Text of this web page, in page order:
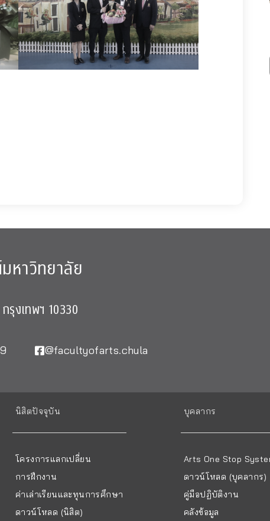
าวิทยาลัย
รุงเทพฯ 10330
@facultyofarts.chula
นิสิตปัจจุบัน
โครงการแลกเปลี่ยน
การฝึกงาน
ค่าเล่าเรียนและทุนการศึกษา
ดาวน์โหลด (นิสิต)
บุคลากร
Arts One Stop
ดาวน์โหลด (บุคลากร)
คู่มือปฏิบัติงาน
คลังข้อมูล